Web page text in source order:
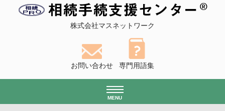
株式会社マスネットワーク
お問い合わせ 専門用語集
MENU